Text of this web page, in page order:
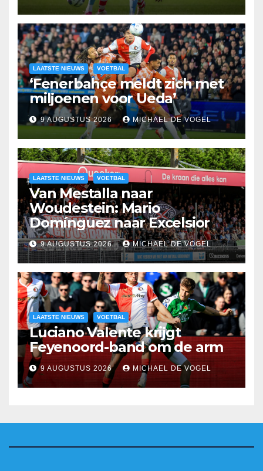
LAATSTE NIEUWS VOETBAL
‘Fenerbahçe meldt zich met
miljoenen voor Ueda’
9 AUGUSTUS 2026 MICHAEL DE VOGEL
LAATSTE NIEUWS VOETBAL
Van Mestalla naar
Woudestein: Mario
Domínguez naar Excelsior
9 AUGUSTUS 2026 MICHAEL DE VOGEL
LAATSTE NIEUWS VOETBAL
Luciano Valente krijgt
Feyenoord-band om de arm
9 AUGUSTUS 2026 MICHAEL DE VOGEL